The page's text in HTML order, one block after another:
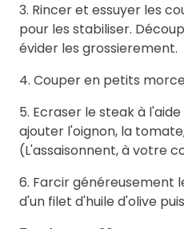
3. Rincer et essuyer les
pour les stabiliser.
évider les grossierement.
4. Couper en petits
5. Ecraser le steak à
ajouter l'oignon, la
(L'assaisonnent, à votre
6. Farcir généreusement
d'un filet d'huile d'olive